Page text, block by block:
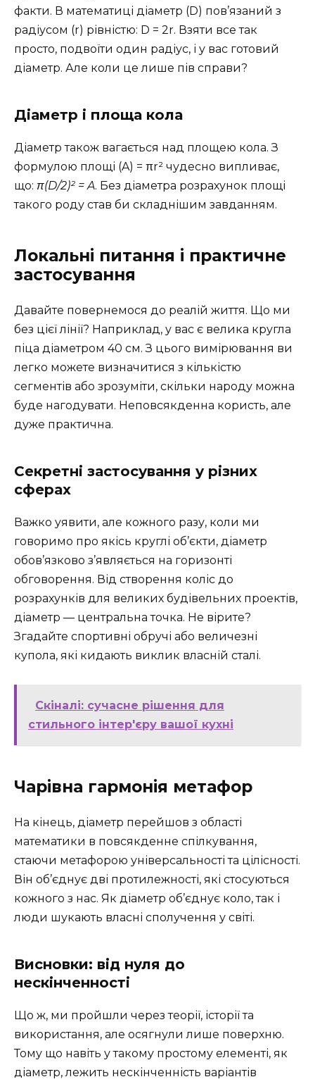
факти. В математиці діаметр (D) пов’язаний з
радіусом (r) рівністю: D = 2r. Взяти все так
просто, подвоїти один радіус, і у вас готовий
діаметр. Але коли це лише пів справи?
Діаметр і площа кола
Діаметр також вагається над площею кола. З
формулою площі (A) = πr² чудесно випливає,
що: π(D/2)² = A. Без діаметра розрахунок площі
такого роду став би складнішим завданням.
Локальні питання і практичне
застосування
Давайте повернемося до реалій життя. Що ми
без цієї лінії? Наприклад, у вас є велика кругла
піца діаметром 40 см. З цього вимірювання ви
легко можете визначитися з кількістю
сегментів або зрозуміти, скільки народу можна
буде нагодувати. Неповсякденна користь, але
дуже практична.
Секретні застосування у різних
сферах
Важко уявити, але кожного разу, коли ми
говоримо про якісь круглі об’єкти, діаметр
обов’язково з’являється на горизонті
обговорення. Від створення коліс до
розрахунків для великих будівельних проектів,
діаметр — центральна точка. Не вірите?
Згадайте спортивні обручі або величезні
купола, які кидають виклик власній сталі.
Скіналі: сучасне рішення для
стильного інтер'єру вашої кухні
Чарівна гармонія метафор
На кінець, діаметр перейшов з області
математики в повсякденне спілкування,
стаючи метафорою універсальності та цілісності.
Він об’єднує дві протилежності, які стосуються
кожного з нас. Як діаметр об’єднує коло, так і
люди шукають власні сполучення у світі.
Висновки: від нуля до
нескінченності
Що ж, ми пройшли через теорії, історії та
використання, але осягнули лише поверхню.
Тому що навіть у такому простому елементі, як
діаметр, лежить нескінченність варіантів